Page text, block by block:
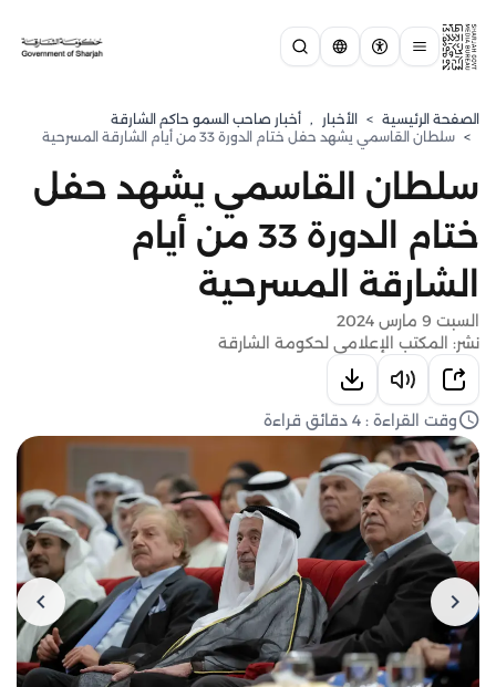
الصفحة الرئيسية > الأخبار , أخبار صاحب السمو حاكم الشارقة
> سلطان القاسمي يشهد حفل ختام الدورة 33 من أيام الشارقة المسرحية
سلطان القاسمي يشهد حفل
ختام الدورة 33 من أيام
الشارقة المسرحية
السبت 9 مارس 2024
نشر: المكتب الإعلامي لحكومة الشارقة
وقت القراءة : 4 دقائق قراءة